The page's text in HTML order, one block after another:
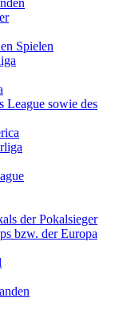
Spielen
League sowie des
der Pokalsieger
bzw. der Europa